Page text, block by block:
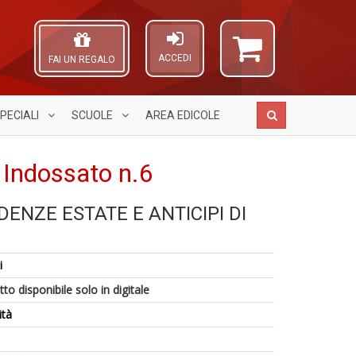
ACCEDI
FAI UN REGALO
SCUOLE AREA EDICOLE
n.6
ESTATE E ANTICIPI DI
disponibile solo in digitale